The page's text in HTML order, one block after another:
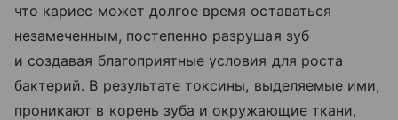
что кариес может долгое время оставаться
незамеченным, постепенно разрушая зуб
и создавая благоприятные условия для роста
бактерий. В результате токсины, выделяемые ими,
проникают в корень зуба и окружающие ткани,